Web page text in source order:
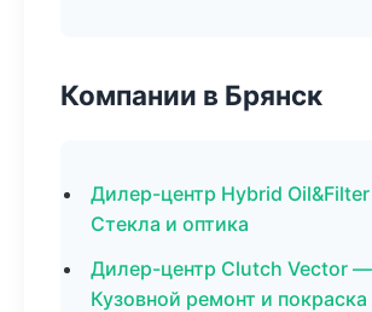
Компании в Брянск
Дилер-центр Hybrid
Стекла и оптика
Дилер-центр Clutch Vector —
Кузовной ремонт и покраска